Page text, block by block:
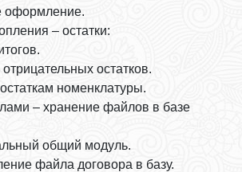
оформление.
– остатки:
отрицательных остатков.
номенклатуры.
– хранение файлов в базе
общий модуль.
файла договора в базу.